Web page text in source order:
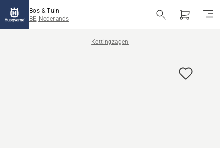
Bos & Tuin
BE, Nederlands
Kettingzagen